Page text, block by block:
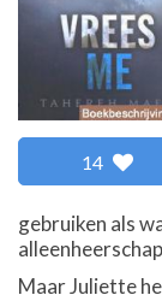
14
gebruiken als
Maar Juliette